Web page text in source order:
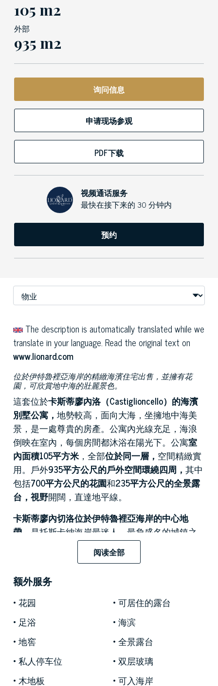
105 m2
外部
935 m2
询问信息
申请现场参观
PDF下载
视频通话服务
最快在接下来的 30 分钟内
预约
The description is automatically translated while we
translate in your language. Read the original text on
www.lionard.com
位於伊特魯裡亞海岸的精緻海濱住宅出售，並擁有花
園，可欣賞地中海的壯麗景色。
這套位於卡斯蒂廖內洛（Castiglioncello）的海濱
別墅公寓， 地勢較高，面向大海，坐擁地中海美
景，是一處尊貴的房產。公寓內光線充足，海浪
倒映在室內，每個房間都沐浴在陽光下。公寓室
內面積105平方米，全部位於同一層， 空間精緻實
用。戶外935平方公尺的戶外空間環繞四周， 其中
包括700平方公尺的花園和235平方公尺的全景露
台，視野開闊，直達地平線。
卡斯蒂廖內切洛位於伊特魯裡亞海岸的中心地
帶， 是托斯卡納海岸最迷人、最負盛名的城鎮之
一。它坐落在岩石岬角上，周圍環繞著清澈見底
的海灣，海岸線的自然美景和獨特而精緻的寧靜
中，與俯瞰大海的天然露台交相輝映，地中海的
光影色彩在此交織，構成一幅幅和諧絕美的畫
特而私密的臨海位置，可飽覽一望無際的蔚藍大
海的壯麗景色。
這間公寓最令人印象深刻的是其一覽無餘的海
景，透過寬敞的落地窗，室內每個角落都能欣賞
阅读全部
额外服务
花园
可居住的露台
足浴
海滨
地窖
全景露台
私人停车位
双层玻璃
木地板
可入海岸